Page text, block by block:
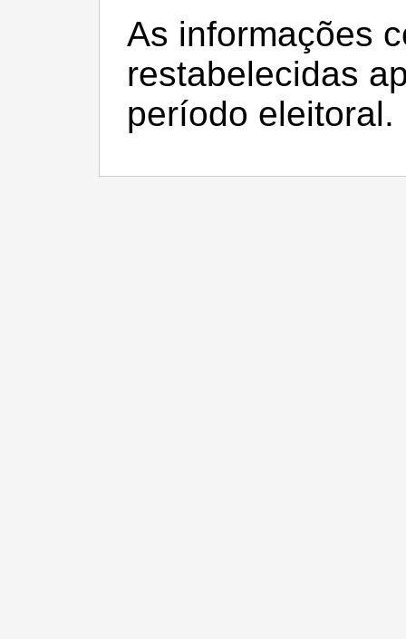
As informações
restabelecidas
período eleitoral.